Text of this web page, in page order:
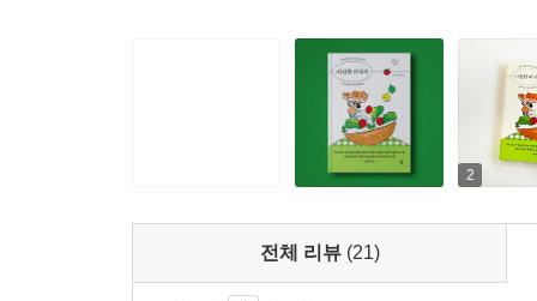
한 번쯤 비건을 생각해본 사람에게 비건을 실천
사람은 내 안팎에서 ‘완벽함’이라는 잣대가 세
케케묵은 이야기이다. 또, 육류는 섭취하지 않
가능하면 비건 옵션을 취하고자 하는 비건 지향인
하지만 ‘한 명의 완벽한 비건보다 열 명의 비건
가능한 선에서 비건 레시피를 따라해볼 것을 권
2
전체 리뷰 (21)